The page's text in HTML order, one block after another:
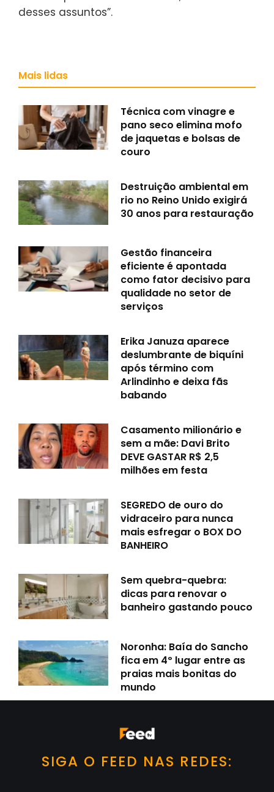
desses assuntos”.
Mais lidas
Técnica com vinagre e
pano seco elimina mofo
de jaquetas e bolsas de
couro
Destruição ambiental em
rio no Reino Unido exigirá
30 anos para restauração
Gestão financeira
eficiente é apontada
como fator decisivo para
qualidade no setor de
serviços
Erika Januza aparece
deslumbrante de biquíni
após término com
Arlindinho e deixa fãs
babando
Casamento milionário e
sem a mãe: Davi Brito
DEVE GASTAR R$ 2,5
milhões em festa
SEGREDO de ouro do
vidraceiro para nunca
mais esfregar o BOX DO
BANHEIRO
Sem quebra-quebra:
dicas para renovar o
banheiro gastando pouco
Noronha: Baía do Sancho
fica em 4º lugar entre as
praias mais bonitas do
mundo
SIGA O FEED NAS REDES: